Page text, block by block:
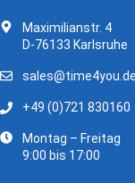
Maximilianstr. 4
D-76133 Karlsruhe
sales@time4you.de
+49 (0)721 830160
Montag – Freitag
9:00 bis 17:00